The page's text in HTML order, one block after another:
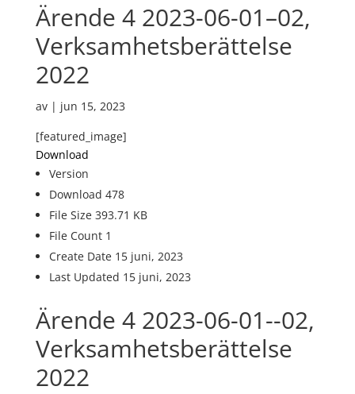
Ärende 4 2023-06-01–02,
Verksamhetsberättelse
2022
av | jun 15, 2023
[featured_image]
Download
Version
Download 478
File Size 393.71 KB
File Count 1
Create Date 15 juni, 2023
Last Updated 15 juni, 2023
Ärende 4 2023-06-01--02,
Verksamhetsberättelse
2022